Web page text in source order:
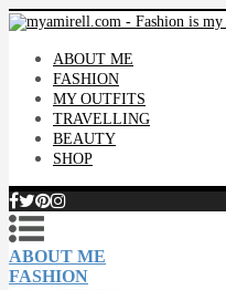
ABOUT ME
FASHION
MY OUTFITS
TRAVELLING
BEAUTY
SHOP
ABOUT ME
FASHION